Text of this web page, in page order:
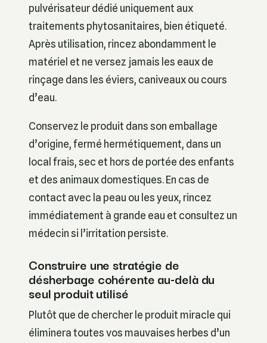
pulvérisateur dédié uniquement aux
traitements phytosanitaires, bien étiqueté.
Après utilisation, rincez abondamment le
matériel et ne versez jamais les eaux de
rinçage dans les éviers, caniveaux ou cours
d’eau.
Conservez le produit dans son emballage
d’origine, fermé hermétiquement, dans un
local frais, sec et hors de portée des enfants
et des animaux domestiques. En cas de
contact avec la peau ou les yeux, rincez
immédiatement à grande eau et consultez un
médecin si l’irritation persiste.
Construire une stratégie de
désherbage cohérente au-delà du
seul produit utilisé
Plutôt que de chercher le produit miracle qui
éliminera toutes vos mauvaises herbes d’un